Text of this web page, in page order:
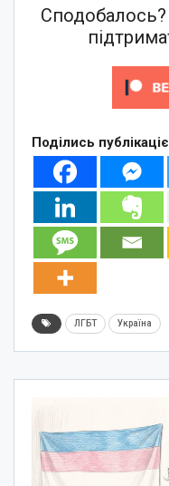
Поділись
ЛГБТ Україна